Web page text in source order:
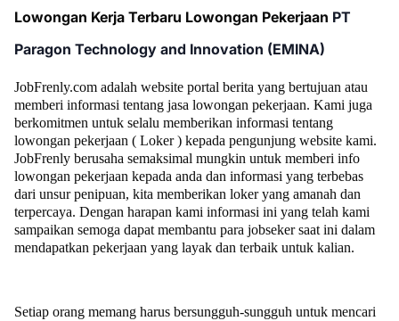
Lowongan Kerja Terbaru Lowongan Pekerjaan PT
Paragon Technology and Innovation (EMINA)
JobFrenly.com adalah website portal berita yang bertujuan atau
memberi informasi tentang jasa lowongan pekerjaan. Kami juga
berkomitmen untuk selalu memberikan informasi tentang
lowongan pekerjaan ( Loker ) kepada pengunjung website kami.
JobFrenly berusaha semaksimal mungkin untuk memberi info
lowongan pekerjaan kepada anda dan informasi yang terbebas
dari unsur penipuan, kita memberikan loker yang amanah dan
terpercaya. Dengan harapan kami informasi ini yang telah kami
sampaikan semoga dapat membantu para jobseker saat ini dalam
mendapatkan pekerjaan yang layak dan terbaik untuk kalian.
Setiap orang memang harus bersungguh-sungguh untuk mencari